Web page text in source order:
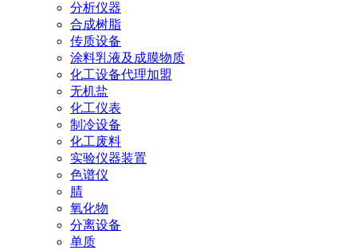
分析仪器
合成树脂
传质设备
涂料乳液及成膜物质
化工设备代理加盟
无机盐
化工仪表
制冷设备
化工废料
实验仪器装置
色谱仪
腈
氧化物
分离设备
单质